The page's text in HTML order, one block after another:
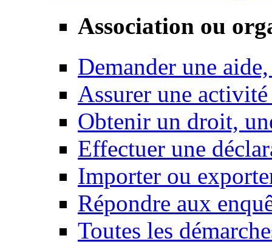
Association ou
Demander une
Assurer une
Obtenir un droit,
Effectuer une
Importer ou
Répondre aux
Toutes les